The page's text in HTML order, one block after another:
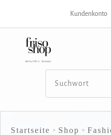
Kundenkonto
Startseite > Shop >